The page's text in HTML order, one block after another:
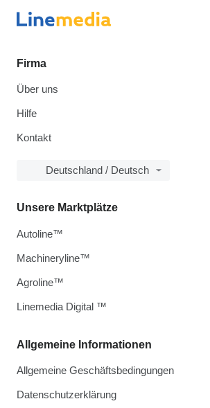
Firma
Über uns
Hilfe
Kontakt
Deutschland / Deutsch
Allgemeine Informationen
Allgemeine Geschäftsbedingungen
Datenschutzerklärung
Unsere Marktplätze
Autoline™
Machineryline™
Agroline™
Linemedia Digital ™